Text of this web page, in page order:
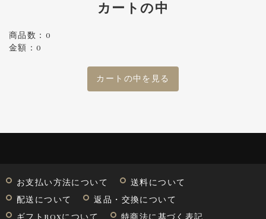
カートの中
商品数：0
金額：0
カートの中を見る
お支払い方法について
送料について
配送について
返品・交換について
ギフトBOXについて
特商法に基づく表記